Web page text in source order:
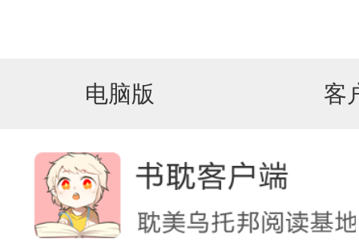
电脑版 客